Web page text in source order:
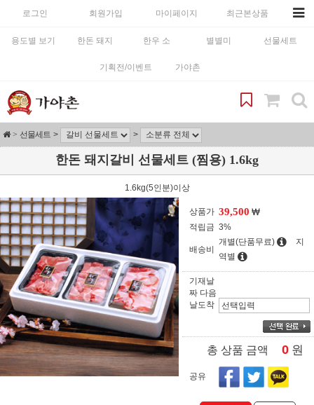
로그인 회원가입 마이페이지 최근본상품
용도별 보기 한돈 돼지 한우 소 별별미 선물세트
기획전/이벤트 가야촌
선물세트
한돈 돼지갈비 선물세트 (찜용) 1.6kg
1.6kg(5인분)이상
상품가 39,500
적립금 3%
배송비
개별(단품무료)
지
역별
기재날
짜 다음
날도착
총 상품 금액 0 원
공유